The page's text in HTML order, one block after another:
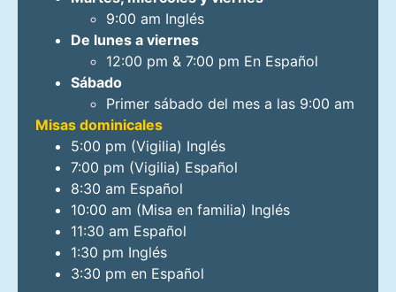
9:00 am Inglés
De lunes a viernes
12:00 pm & 7:00 pm En Español
Sábado
Primer sábado del mes a las 9:00 am
Misas dominicales
5:00 pm (Vigilia) Inglés
7:00 pm (Vigilia) Español
8:30 am Español
10:00 am (Misa en familia) Inglés
11:30 am Español
1:30 pm Inglés
3:30 pm en Español